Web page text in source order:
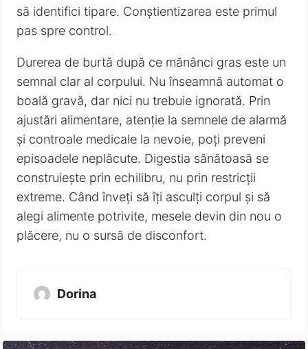
să identifici tipare. Conștientizarea este primul
pas spre control.
Durerea de burtă după ce mănânci gras este un
semnal clar al corpului. Nu înseamnă automat o
boală gravă, dar nici nu trebuie ignorată. Prin
ajustări alimentare, atenție la semnele de alarmă
și controale medicale la nevoie, poți preveni
episoadele neplăcute. Digestia sănătoasă se
construiește prin echilibru, nu prin restricții
extreme. Când înveți să îți asculți corpul și să
alegi alimente potrivite, mesele devin din nou o
plăcere, nu o sursă de disconfort.
Dorina